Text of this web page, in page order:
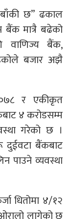
छ” ढकाल
बैंक मात्रै बढेको
वाणिज्य बैंक,
बजार अझै
र एकीकृत
४ करोडसम्म
गरेको छ ।
दुईवटा बैंकबाट
पाउने व्यवस्था
धितोमा ४/१२